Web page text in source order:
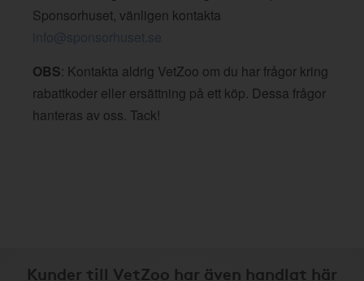
Sponsorhuset, vänligen kontakta
info@sponsorhuset.se
OBS: Kontakta aldrig VetZoo om du har frågor kring
rabattkoder eller ersättning på ett köp. Dessa frågor
hanteras av oss. Tack!
Kunder till VetZoo har även handlat här